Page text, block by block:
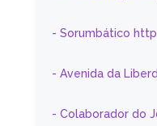
- Sorumbático
- Avenida da
- Colaborador do